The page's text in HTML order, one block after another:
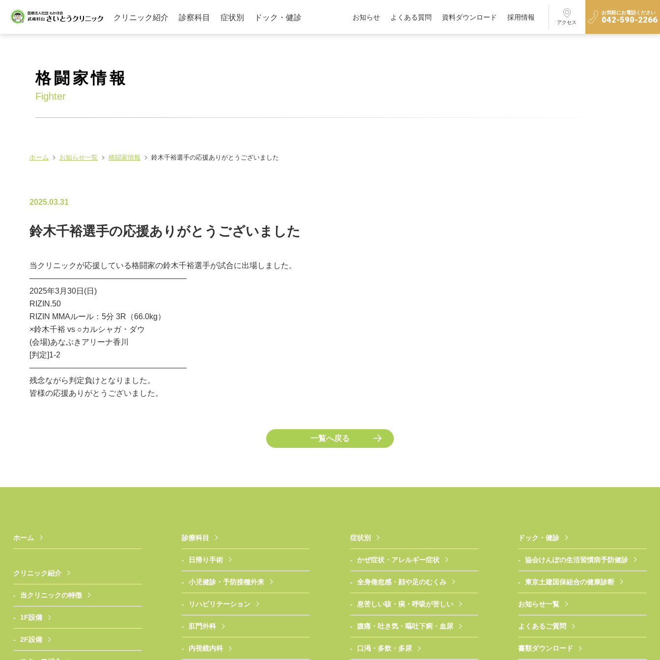
クリニック紹介 診察科目 症状別 ドック・健診 お知らせ よくある質問 資料ダウンロード 採用情報
アクセス
お気軽にお電話ください
042-590-2266
格闘家情報
Fighter
ホーム お知らせ一覧 格闘家情報 鈴木千裕選手の応援ありがとうございました
2025.03.31
鈴木千裕選手の応援ありがとうございました
当クリニックが応援している格闘家の鈴木千裕選手が試合に出場しました。
――――――――――――――――――――
2025年3月30日(日)
RIZIN.50
RIZIN MMAルール：5分 3R（66.0kg）
×鈴木千裕 vs ○カルシャガ・ダウ
(会場)あなぶきアリーナ香川
[判定]1-2
――――――――――――――――――――
残念ながら判定負けとなりました。
皆様の応援ありがとうございました。
一覧へ戻る
ホーム
クリニック紹介
当クリニックの特徴
1F設備
2F設備
診療科目
日帰り手術
小児健診・予防接種外来
リハビリテーション
肛門外科
内視鏡内科
症状別
かぜ症状・アレルギー症状
全身倦怠感・顔や足のむくみ
息苦しい咳・痰・呼吸が苦しい
腹痛・吐き気・嘔吐下痢・血尿
口渇・多飲・多尿
ドック・健診
協会けんぽの生活習慣病予防健診
東京土建国保組合の健康診断
お知らせ一覧
よくあるご質問
書類ダウンロード